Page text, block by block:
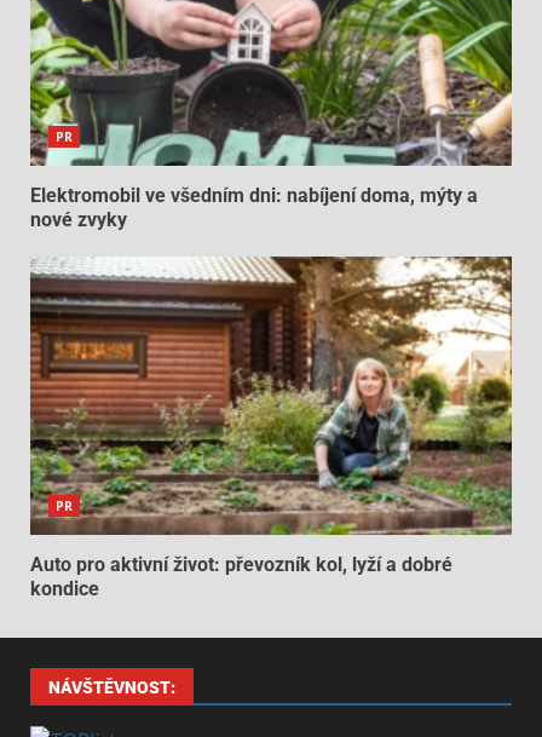
PR
Elektromobil ve všedním dni: nabíjení doma, mýty a
nové zvyky
PR
Auto pro aktivní život: převozník kol, lyží a dobré
kondice
NÁVŠTĚVNOST: